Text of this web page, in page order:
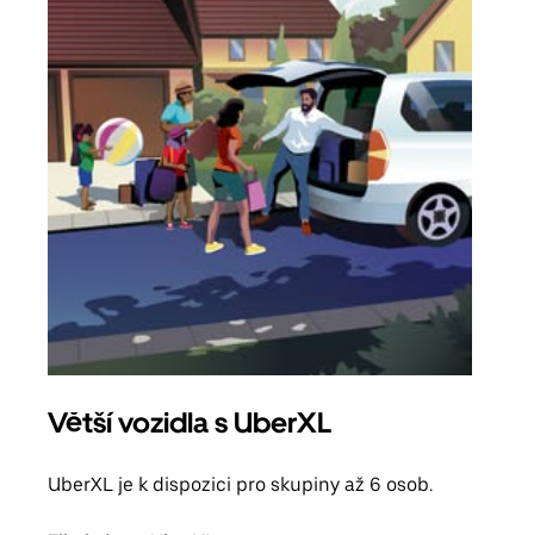
Větší vozidla s UberXL
UberXL je k dispozici pro skupiny až 6 osob.